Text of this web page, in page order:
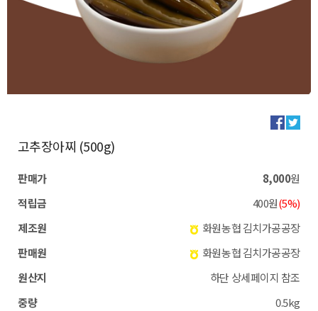
고추장아찌 (500g)
판매가 8,000원
적립금
400원(5%)
제조원
화원농협 김치가공공장
판매원
화원농협 김치가공공장
원산지
하단 상세페이지 참조
중량
0.5kg